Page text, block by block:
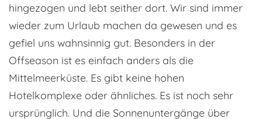
hingezogen und lebt seither dort. Wir sind immer
wieder zum Urlaub machen da gewesen und es
gefiel uns wahnsinnig gut. Besonders in der
Offseason ist es einfach anders als die
Mittelmeerküste. Es gibt keine hohen
Hotelkomplexe oder ähnliches. Es ist noch sehr
ursprünglich. Und die Sonnenuntergänge über